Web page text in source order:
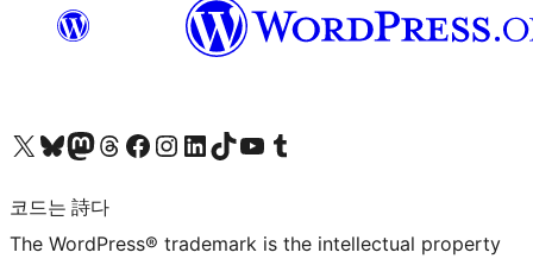
X(이전 트위터) 계정 방문하기블루스카이 계정 방문하기마스토돈 계정 방문하기스레드 계정 방문하기 페이스북 페이지 방문하기인스타그램 계정 방문하기 LinkedIn 계정 방문하기틱톡 계정 방문하기유튜브 채널 방문하기 텀블러 계정 방문하기
코드는 詩다
The WordPress® trademark is the intellectual property